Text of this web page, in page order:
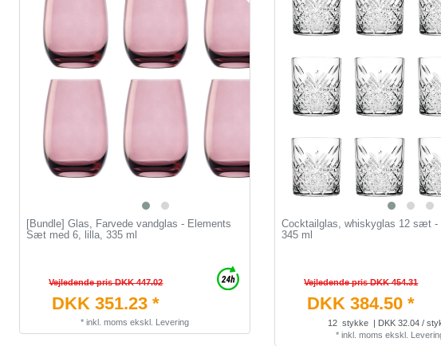
[Bundle] Glas, Farvede vandglas - Elements
Sæt med 6, lilla, 335 ml
Vejledende pris DKK 447.02
DKK 351.23 *
* inkl. moms ekskl. Levering
Cocktailglas, whiskyglas 12 sæt -
345 ml
Vejledende pris DKK 454.31
DKK 384.50 *
12 stykke
| DKK 32.04 /
* inkl. moms ekskl.